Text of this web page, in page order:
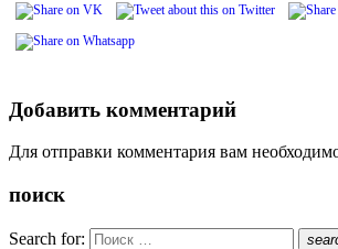
Добавить комментарий
Для отправки комментария вам
поиск
Search for: